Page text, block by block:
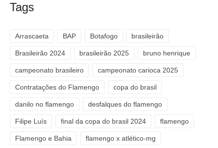
Tags
Arrascaeta BAP Botafogo brasileirão
Brasileirão 2024 brasileirão 2025 bruno henrique
campeonato brasileiro campeonato carioca 2025
Contratações do Flamengo copa do brasil
danilo no flamengo desfalques do flamengo
Filipe Luís final da copa do brasil 2024 flamengo
Flamengo e Bahia flamengo x atlético-mg